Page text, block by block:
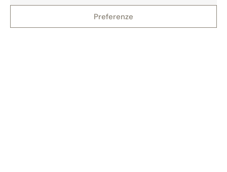
PreferenzeMarcos Giralt Torrente